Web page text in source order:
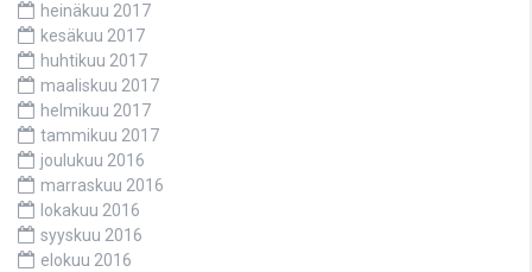
heinäkuu 2017
kesäkuu 2017
huhtikuu 2017
maaliskuu 2017
helmikuu 2017
tammikuu 2017
joulukuu 2016
marraskuu 2016
lokakuu 2016
syyskuu 2016
elokuu 2016